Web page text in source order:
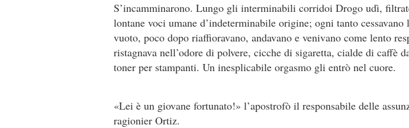
S’incamminarono. Lungo gli interminabili corridoi Drogo udì,
lontane voci umane d’indeterminabile origine; ogni tanto cessavano
vuoto, poco dopo riaffioravano, andavano e venivano come lento
ristagnava nell’odore di polvere, cicche di sigaretta, cialde di caffè
toner per stampanti. Un inesplicabile orgasmo gli entrò nel cuore.
«Lei è un giovane fortunato!» l’apostrofò il responsabile delle
ragionier Ortiz.